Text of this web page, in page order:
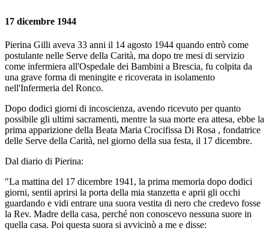
17 dicembre 1944
Pierina Gilli aveva 33 anni il 14 agosto 1944 quando entrò come
postulante nelle Serve della Carità, ma dopo tre mesi di servizio
come infermiera all'Ospedale dei Bambini a Brescia, fu colpita da
una grave forma di meningite e ricoverata in isolamento
nell'Infermeria del Ronco.
Dopo dodici giorni di incoscienza, avendo ricevuto per quanto
possibile gli ultimi sacramenti, mentre la sua morte era attesa, ebbe la
prima apparizione della Beata Maria Crocifissa Di Rosa , fondatrice
delle Serve della Carità, nel giorno della sua festa, il 17 dicembre.
Dal diario di Pierina:
"La mattina del 17 dicembre 1941, la prima memoria dopo dodici
giorni, sentii aprirsi la porta della mia stanzetta e aprii gli occhi
guardando e vidi entrare una suora vestita di nero che credevo fosse
la Rev. Madre della casa, perché non conoscevo nessuna suore in
quella casa. Poi questa suora si avvicinò a me e disse: